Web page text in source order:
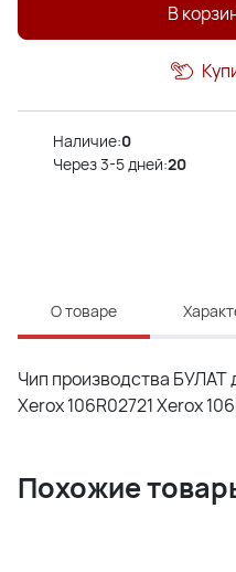
В
Наличие:0
Через 3-5 дней:20
О товаре
Чип производства БУЛАТ
Xerox 106R02721 Xerox
Похожие